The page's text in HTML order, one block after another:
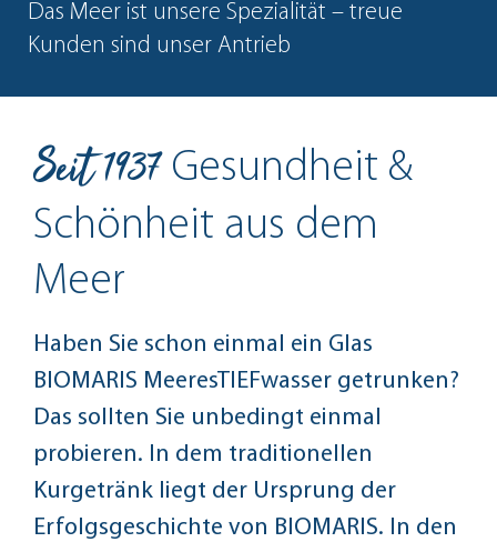
Das Meer ist unsere Spezialität – treue
Kunden sind unser Antrieb
Seit 1937Gesundheit &
Schönheit aus dem
Meer
Haben Sie schon einmal ein Glas
BIOMARIS MeeresTIEFwasser getrunken?
Das sollten Sie unbedingt einmal
probieren. In dem traditionellen
Kurgetränk liegt der Ursprung der
Erfolgsgeschichte von BIOMARIS. In den